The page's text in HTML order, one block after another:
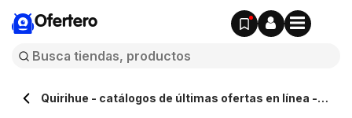
Ofertero
Quirihue - catálogos de últimas ofertas en línea -